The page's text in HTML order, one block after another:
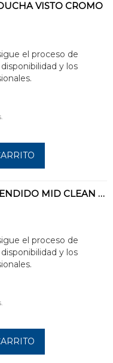
VISTO CROMO
el proceso de
y los
INODORO SUSPENDIDO MID CLEAN RIM 54x36cm BLANCO
el proceso de
y los